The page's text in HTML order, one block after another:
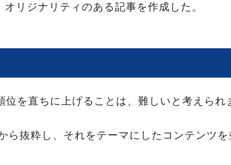
リジナリティのある記事を作成した。
を直ちに上げることは、難しいと考えられ
抜粋し、それをテーマにしたコンテンツを